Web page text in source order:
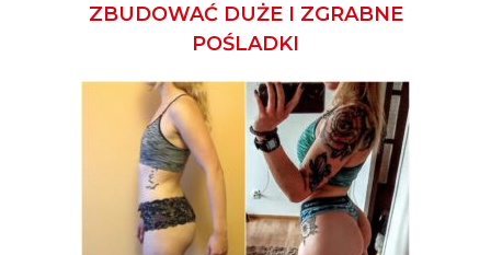
ZBUDOWAĆ DUŻE I ZGRABNE
POŚLADKI